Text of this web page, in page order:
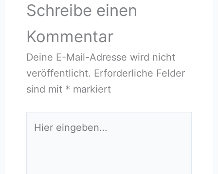
Schreibe einen
Kommentar
Deine E-Mail-Adresse wird nicht
veröffentlicht. Erforderliche Felder
sind mit * markiert
eingeben…